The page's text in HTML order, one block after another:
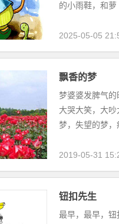
的小雨鞋，和萝
2025-05-05
飘香的梦
梦婆婆发脾气
大哭大笑，大
梦，失望的梦，
2019-05-31
钮扣先生
最早，最早，